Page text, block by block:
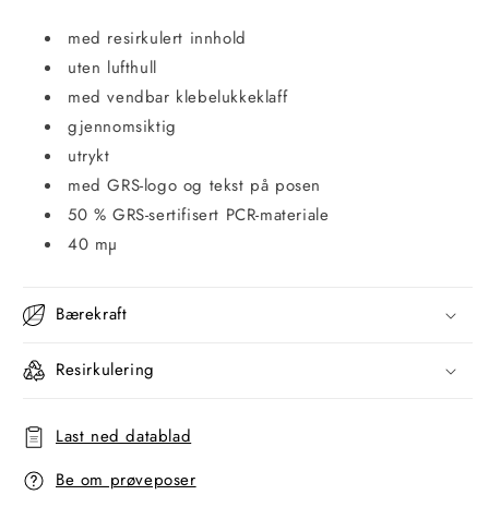
med resirkulert innhold
uten lufthull
med vendbar klebelukkeklaff
gjennomsiktig
utrykt
med GRS-logo og tekst på posen
50 % GRS-sertifisert PCR-materiale
40 mµ
Bærekraft
Resirkulering
Last ned datablad
Be om prøveposer